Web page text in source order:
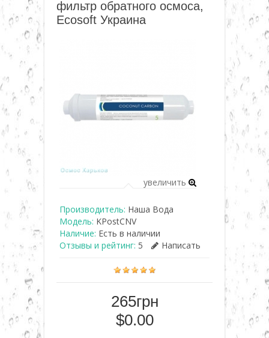
фильтр обратного осмоса,
Ecosoft Украина
увеличить
Производитель: Наша Вода
Модель: KPostСNV
Наличие: Есть в наличии
Отзывы и рейтинг: 5 Написать
265грн
$0.00